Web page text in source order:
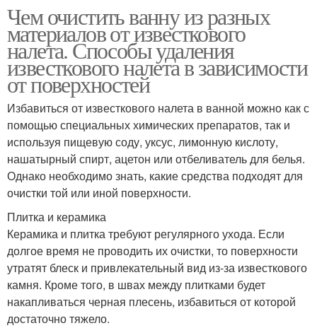
Чем очистить ванну из разных
материалов от известкового
налета. Способы удаления
известкового налета в зависимости
от поверхностей
Избавиться от известкового налета в ванной можно как с
помощью специальных химических препаратов, так и
используя пищевую соду, уксус, лимонную кислоту,
нашатырный спирт, ацетон или отбеливатель для белья.
Однако необходимо знать, какие средства подходят для
очистки той или иной поверхности.
Плитка и керамика
Керамика и плитка требуют регулярного ухода. Если
долгое время не проводить их очистки, то поверхности
утратят блеск и привлекательный вид из-за известкового
камня. Кроме того, в швах между плитками будет
накапливаться черная плесень, избавиться от которой
достаточно тяжело.